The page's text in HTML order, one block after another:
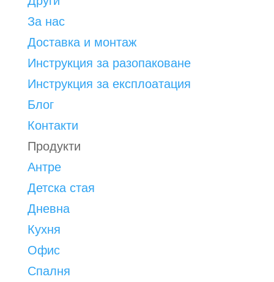
За нас
Доставка и монтаж
Инструкция за разопаковане
Инструкция за експлоатация
Блог
Контакти
Продукти
Антре
Детска стая
Дневна
Кухня
Офис
Спалня